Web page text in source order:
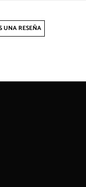
UNA RESEÑA